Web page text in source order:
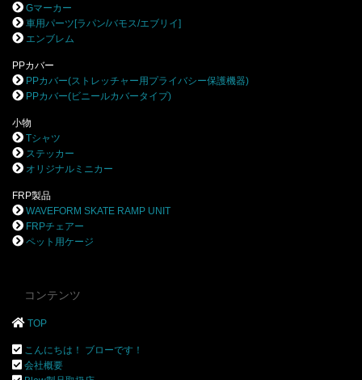
Gマーカー
車用パーツ[ラパン/バモス/エブリイ]
エンブレム
PPカバー
PPカバー(ストレッチャー用プライバシー保護機器)
PPカバー(ビニールカバータイプ)
小物
Tシャツ
ステッカー
オリジナルミニカー
FRP製品
WAVEFORM SKATE RAMP UNIT
FRPチェアー
ペット用ケージ
コンテンツ
TOP
こんにちは！ ブローです！
会社概要